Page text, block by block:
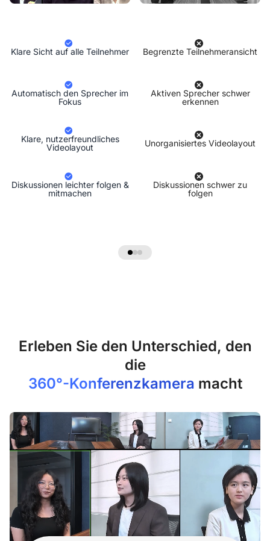
Klare Sicht auf alle Teilnehmer
Automatisch den Sprecher im
Fokus
Klare, nutzerfreundliches
Videolayout
Diskussionen leichter folgen &
mitmachen
Begrenzte Teilnehmeransicht
Aktiven Sprecher schwer
erkennen
Unorganisiertes Videolayout
Diskussionen schwer zu
folgen
Erleben Sie den Unterschied, den
die
360°-Konferenzkamera macht